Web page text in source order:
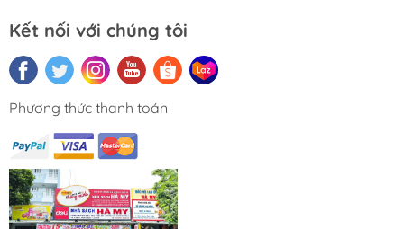
Kết nối với chúng tôi
Phương thức thanh toán